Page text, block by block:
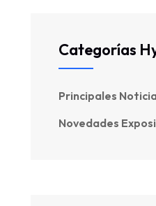
Categorías
Principales
Novedades